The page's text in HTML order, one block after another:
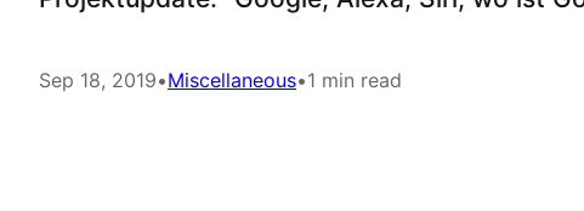
Sep 18, 2019•Miscellaneous•1 min read